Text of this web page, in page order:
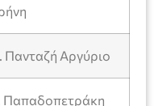
Πανταζή Αργύριο
Παπαδοπετράκη